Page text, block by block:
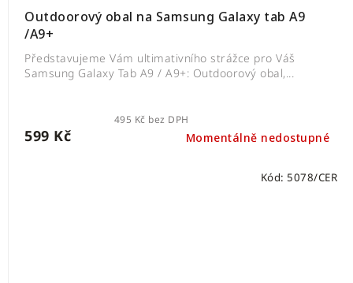
Outdoorový obal na Samsung Galaxy tab A9
/A9+
Momentálně nedostupné
495 Kč bez DPH
599 Kč
Představujeme Vám ultimativního strážce pro Váš
Samsung Galaxy Tab A9 / A9+: Outdoorový obal,...
Kód: 5078/CER